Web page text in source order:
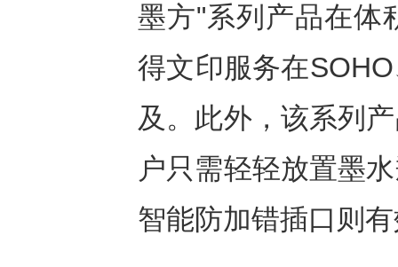
墨方"系列产品在体
得文印服务在
及。此外，该系列
户只需轻轻放置墨
智能防加错插口则